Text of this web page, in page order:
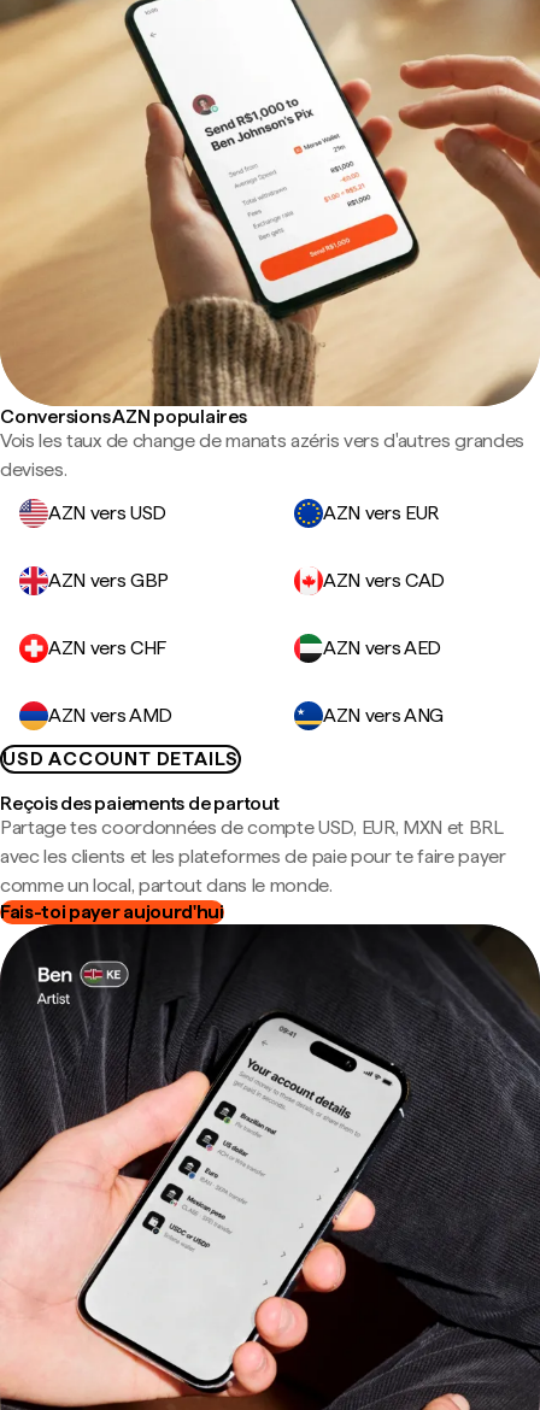
Conversions AZN populaires
Vois les taux de change de manats azéris vers d'autres grandes
devises.
AZN vers USD
AZN vers EUR
AZN vers GBP AZN vers CAD
AZN vers CHF AZN vers AED
AZN vers AMD
AZN vers ANG
USD ACCOUNT DETAILS
Reçois des paiements de partout
Partage tes coordonnées de compte USD, EUR, MXN et BRL
avec les clients et les plateformes de paie pour te faire payer
comme un local, partout dans le monde.
Fais-toi payer aujourd'hui